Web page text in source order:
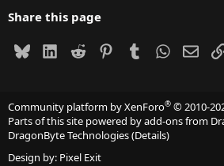
Share this page
BlueskyLinkedIn
Reddit PinterestTumblr
Community platform by XenForo® © 2010-
Parts of this site powered byadd-ons from
DragonByte Technologies(Details)
Design by: Pixel Exit